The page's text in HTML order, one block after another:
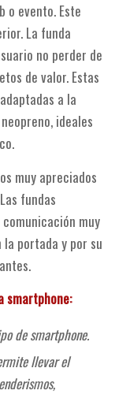
o evento. Este
La funda
no perder de
de valor. Estas
a la
ideales
muy apreciados
fundas
muy
portada y por su
smartphone:
de smartphone.
llevar el